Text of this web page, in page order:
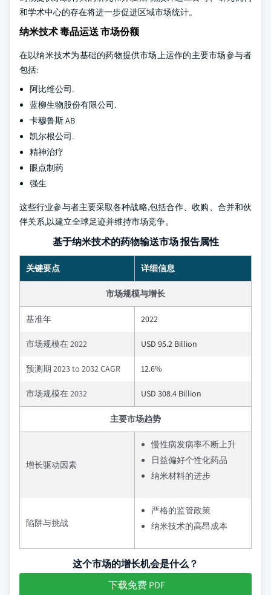
和学术中心的存在将进一步促进区域市场统计。
纳米技术 毒品运送 市场份额
在以纳米技术为基础的药物提供市场上运作的主要市场参与者
包括:
阿比维公司.
蓝柳生物股份有限公司.
卡穆鲁斯 AB
凯尔根公司.
精神治疗
眼点制药
强生
这些行业参与者主要采取各种战略,包括合作、收购、合并和伙
伴关系,以建立全球足迹并维持市场竞争。
基于纳米技术的药物输送市场 报告属性
关键要点 详细信息
市场规模与增长
基准年 2022
市场规模在 2022 USD 95.2 Billion
预测期 2023 to 2032 CAGR 12.6%
市场规模在 2032 USD 308.4 Billion
主要市场趋势
增长驱动因素
慢性病发病率不断上升
日益偏好个性化药品
纳米材料的进步
陷阱与挑战
严格的监管政策
纳米技术的高昂成本
这个市场的增长机会是什么？
下载免费 PDF